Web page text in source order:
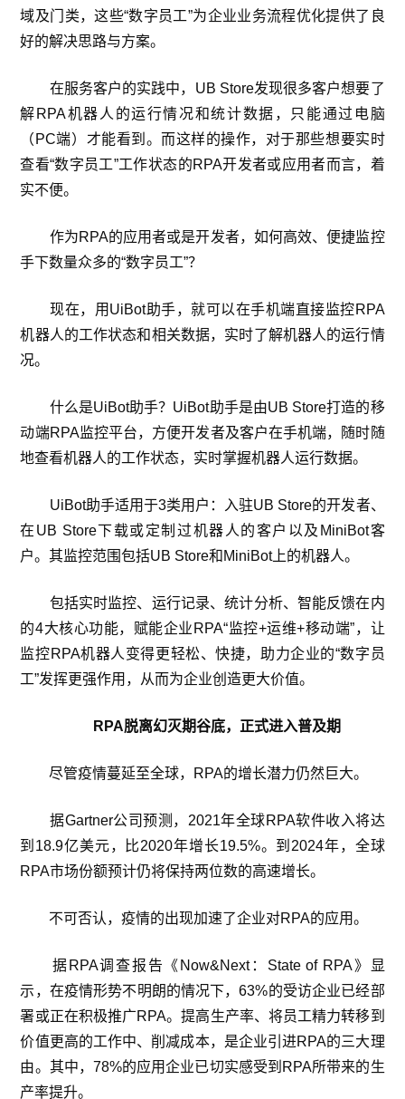
域及门类，这些“数字员工”为企业业务流程优化提供了良
好的解决思路与方案。
在服务客户的实践中，UB Store发现很多客户想要了
解RPA机器人的运行情况和统计数据，只能通过电脑
（PC端）才能看到。而这样的操作，对于那些想要实时
查看“数字员工”工作状态的RPA开发者或应用者而言，着
实不便。
作为RPA的应用者或是开发者，如何高效、便捷监控
手下数量众多的“数字员工”？
现在，用UiBot助手，就可以在手机端直接监控RPA
机器人的工作状态和相关数据，实时了解机器人的运行情
况。
什么是UiBot助手？UiBot助手是由UB Store打造的移
动端RPA监控平台，方便开发者及客户在手机端，随时随
地查看机器人的工作状态，实时掌握机器人运行数据。
UiBot助手适用于3类用户：入驻UB Store的开发者、
在UB Store下载或定制过机器人的客户以及MiniBot客
户。其监控范围包括UB Store和MiniBot上的机器人。
包括实时监控、运行记录、统计分析、智能反馈在内
的4大核心功能，赋能企业RPA“监控+运维+移动端”，让
监控RPA机器人变得更轻松、快捷，助力企业的“数字员
工”发挥更强作用，从而为企业创造更大价值。
RPA脱离幻灭期谷底，正式进入普及期
尽管疫情蔓延至全球，RPA的增长潜力仍然巨大。
据Gartner公司预测，2021年全球RPA软件收入将达
到18.9亿美元，比2020年增长19.5%。到2024年，全球
RPA市场份额预计仍将保持两位数的高速增长。
不可否认，疫情的出现加速了企业对RPA的应用。
据RPA调查报告《Now&Next：State of RPA》显
示，在疫情形势不明朗的情况下，63%的受访企业已经部
署或正在积极推广RPA。提高生产率、将员工精力转移到
价值更高的工作中、削减成本，是企业引进RPA的三大理
由。其中，78%的应用企业已切实感受到RPA所带来的生
产率提升。